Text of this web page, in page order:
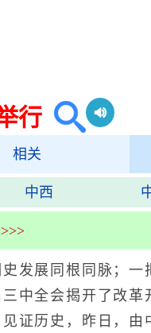
行
相关
中西
发展同根同脉；一
中全会揭开了改革
证历史，昨日，由